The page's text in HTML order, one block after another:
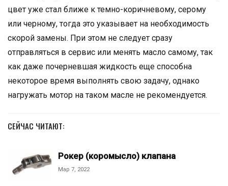
цвет уже стал ближе к темно-коричневому, серому
или черному, тогда это указывает на необходимость
скорой замены. При этом не следует сразу
отправляться в сервис или менять масло самому, так
как даже почерневшая жидкость еще способна
некоторое время выполнять свою задачу, однако
нагружать мотор на таком масле не рекомендуется.
СЕЙЧАС ЧИТАЮТ:
Рокер (коромысло) клапана
Мар 7, 2022